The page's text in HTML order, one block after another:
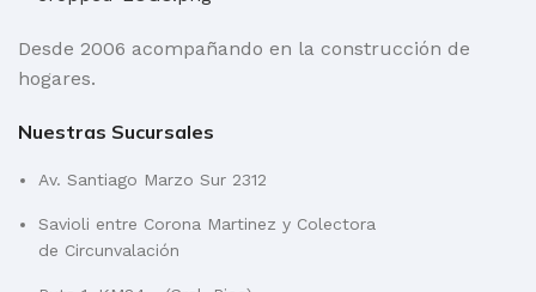
Desde 2006 acompañando en la construcción de
hogares.
Nuestras Sucursales
Av. Santiago Marzo Sur 2312
Savioli entre Corona Martinez y Colectora
de Circunvalación